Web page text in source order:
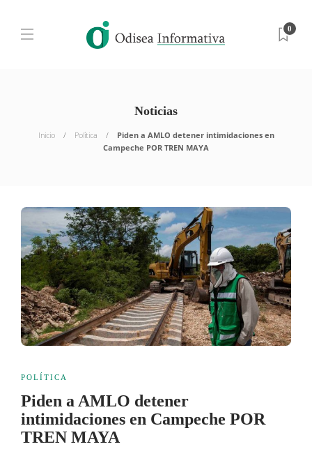
0
Noticias
Inicio Política
Piden a AMLO detener intimidaciones en
Campeche POR TREN MAYA
POLÍTICA
Piden a AMLO detener
intimidaciones en Campeche POR
TREN MAYA